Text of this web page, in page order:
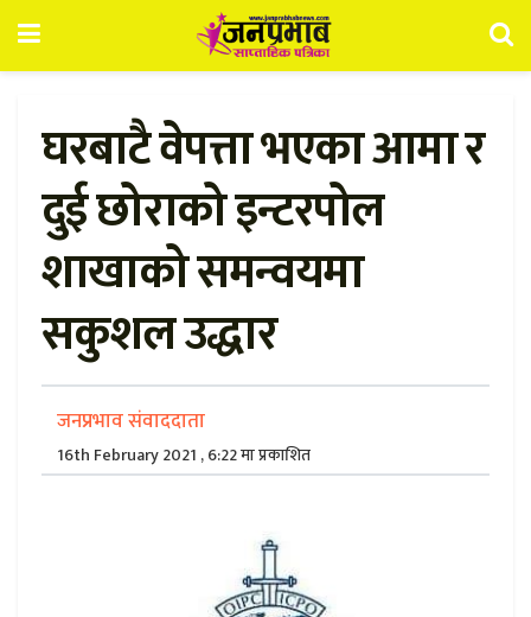
घरबाटै वेपत्ता भएका आमा र
दुई छोराको इन्टरपोल
शाखाको समन्वयमा
सकुशल उद्धार
जनप्रभाव संवाददाता
16th February 2021 , 6:22 मा प्रकाशित